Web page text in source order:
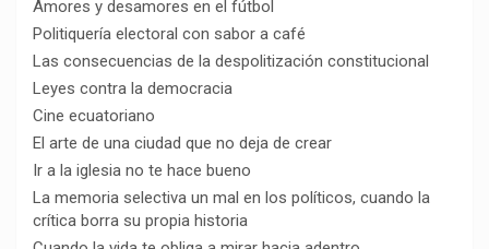
Amores y desamores en el fútbol
Politiquería electoral con sabor a café
Las consecuencias de la despolitización constitucional
Leyes contra la democracia
Cine ecuatoriano
El arte de una ciudad que no deja de crear
Ir a la iglesia no te hace bueno
La memoria selectiva un mal en los políticos, cuando la
crítica borra su propia historia